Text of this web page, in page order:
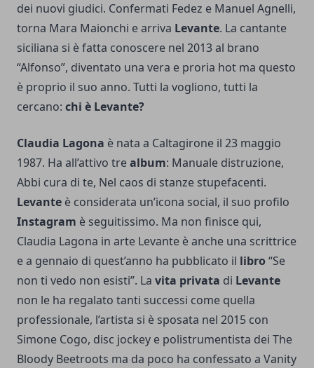
dei nuovi giudici. Confermati Fedez e Manuel Agnelli,
torna Mara Maionchi e arriva Levante. La cantante
siciliana si è fatta conoscere nel 2013 al brano
“Alfonso”, diventato una vera e proria hot ma questo
è proprio il suo anno. Tutti la vogliono, tutti la
cercano: chi è Levante?
Claudia Lagona è nata a Caltagirone il 23 maggio
1987. Ha all’attivo trealbum: Manuale distruzione,
Abbi cura di te, Nel caos di stanze stupefacenti.
Levante è considerata un’icona social, il suo profilo
Instagram è seguitissimo. Ma non finisce qui,
Claudia Lagona in arte Levante è anche una scrittrice
e a gennaio di quest’anno ha pubblicato il libro “Se
non ti vedo non esisti”. La vita privata di Levante
non le ha regalato tanti successi come quella
professionale, l’artista si è sposata nel 2015 con
Simone Cogo, disc jockey e polistrumentista dei The
Bloody Beetroots ma da poco ha confessato a Vanity